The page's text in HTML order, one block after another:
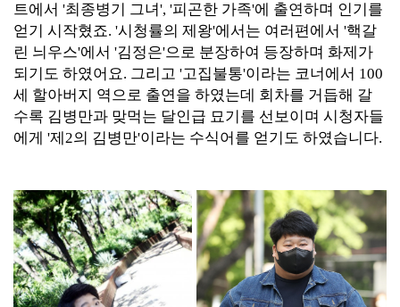
트에서 '최종병기 그녀', '피곤한 가족'에 출연하며 인기를
얻기 시작혔죠. '시청률의 제왕'에서는 여러편에서 '핵갈
린 늬우스'에서 '김정은'으로 분장하여 등장하며 화제가
되기도 하였어요. 그리고 '고집불통'이라는 코너에서 100
세 할아버지 역으로 출연을 하였는데 회차를 거듭해 갈
수록 김병만과 맞먹는 달인급 묘기를 선보이며 시청자들
에게 '제2의 김병만'이라는 수식어를 얻기도 하였습니다.